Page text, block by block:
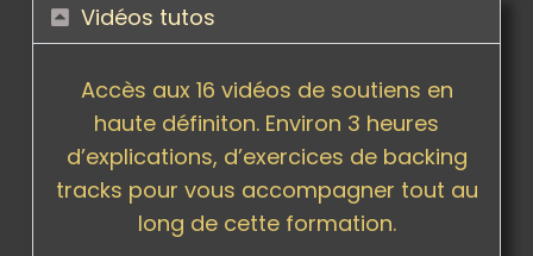
Vidéos tutos
Accès aux 16 vidéos de soutiens en
haute définiton. Environ 3 heures
d’explications, d’exercices de backing
tracks pour vous accompagner tout au
long de cette formation.